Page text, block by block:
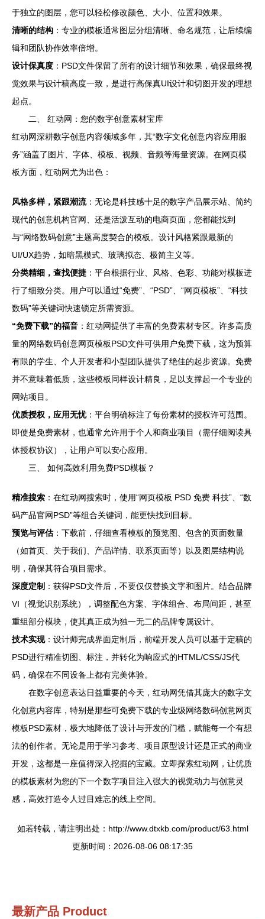
于独立的图层，您可以轻松修改颜色、大小、位置和效果。
清晰的结构 ：专业的模板通常图层分组清晰、命名规范，让后续编
辑和团队协作效率倍增。
设计保真度 ：PSD文件保留了所有的设计细节和效果，确保最终视
觉效果与设计稿高度一致，是进行高保真UI设计和切图开发的理想
起点。
二、 红动网：您的数字创意素材宝库
红动网深耕数字创意内容领域多年，其“数字文化创意内容应用服
务”涵盖了图片、字体、模板、视频、音频等海量资源。在网页模
板方面，红动网尤为出色：
风格多样，紧跟潮流：无论是科技感十足的数字产品展示站、简约
现代的创意机构官网、还是活泼互动的电商页面，您都能找到
与“网络数码创意”主题高度契合的模板。设计风格紧跟最新的
UI/UX趋势，如暗黑模式、玻璃拟态、极简主义等。
分类精细，查找便捷 ：平台根据行业、风格、色彩、功能对模板进
行了细致分类。用户可以通过“免费”、“PSD”、“网页模板”、“科技
数码”等关键词快速锁定所需资源。
“免费下载”的福音 ：红动网提供了丰富的免费素材专区。许多高质
量的网络数码创意网页模板PSD文件可供用户免费下载，这为预算
有限的学生、个人开发者和小型团队提供了绝佳的起步资源。免费
并不意味着低质，这些模板同样设计精良，足以支撑起一个专业的
网站项目。
优质授权，应用无忧：平台明确标注了每份素材的授权许可范围。
即使是免费素材，也通常允许用于个人和商业项目（需仔细阅读具
体授权协议），让用户可以安心应用。
三、 如何高效利用免费PSD模板？
精准搜索 ：在红动网搜索时，使用“网页模板 PSD 免费 科技”、“数
码产品官网PSD”等组合关键词，能更快找到目标。
预览与评估：下载前，仔细查看模板的预览图、包含的页面数量
（如首页、关于我们、产品详情、联系页面等）以及图层结构说
明，确保其符合项目需求。
深度定制 ：获得PSD文件后，不要仅仅替换文字和图片。结合品牌
VI（视觉识别系统），调整配色方案、字体组合、布局间距，甚至
重组部分模块，使其真正成为独一无二的品牌专属设计。
技术实现：设计师完成界面定制后，前端开发人员可以基于定稿的
PSD进行精准切图、标注，并转化为响应式的HTML/CSS/JS代
码，确保在不同设备上都有完美体验。
在数字创意表达日益重要的今天，红动网凭借其庞大的数字文
化创意内容库，特别是那些可免费下载的专业级网络数码创意网页
模板PSD素材，极大地降低了设计与开发的门槛，赋能每一个有想
法的创作者。无论是用于学习参考、项目原型设计还是正式的商业
开发，这都是一座值得深入挖掘的宝藏。立即探索红动网，让优质
的模板素材为您的下一个数字项目注入强大的视觉动力与创意灵
感，高效打造令人过目难忘的线上空间。
如若转载，请注明出处：http://www.dtxkb.com/product/63.html
更新时间：2026-08-06 08:17:35
最新产品 Product